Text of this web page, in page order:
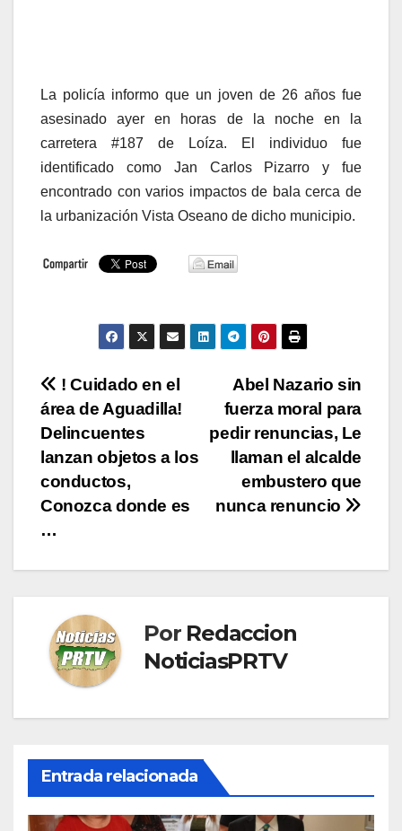
La policía informo que un joven de 26 años fue
asesinado ayer en horas de la noche en la
carretera #187 de Loíza. El individuo fue
identificado como Jan Carlos Pizarro y fue
encontrado con varios impactos de bala cerca de
la urbanización Vista Oseano de dicho municipio.
Navegación
de
entradas
Abel Nazario sin
fuerza moral para
pedir renuncias, Le
llaman el alcalde
embustero que
nunca renuncio
! Cuidado en el
área de Aguadilla!
Delincuentes
lanzan objetos a los
conductos,
Conozca donde es
…
Por Redaccion
NoticiasPRTV
Entrada relacionada